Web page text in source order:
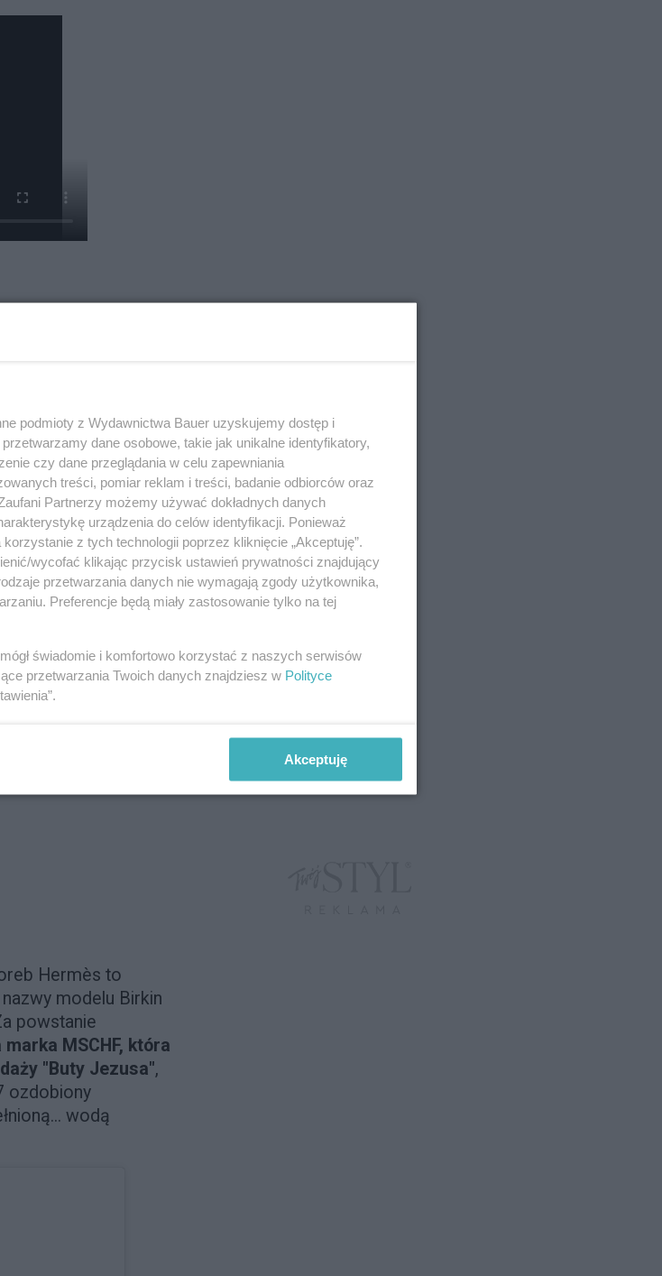
Hermès to
modelu Birkin
powstanie
MSCHF, która
"Buty Jezusa",
ozdobiony
wodą
podmioty z Wydawnictwa Bauer uzyskujemy dostęp i
dane osobowe, takie jak unikalne identyfikatory,
czy dane przeglądania w celu zapewniania
treści, pomiar reklam i treści, badanie odbiorców oraz
Partnerzy możemy używać dokładnych danych
urządzenia do celów identyfikacji. Ponieważ
z tych technologii poprzez kliknięcie „Akceptuję”.
wycofać klikając przycisk ustawień prywatności znajdujący
przetwarzania danych nie wymagają zgody użytkownika,
Preferencje będą miały zastosowanie tylko na tej
świadomie i komfortowo korzystać z naszych serwisów
przetwarzania Twoich danych znajdziesz w Polityce
Akceptuję